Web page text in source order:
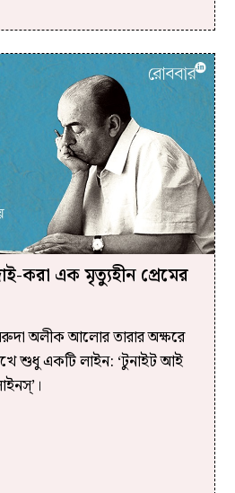
করা এক মৃত্যুহীন প্রেমের
অলীক আলোর তারার অক্ষরে
শুধু একটি লাইন: ‘টুনাইট আই